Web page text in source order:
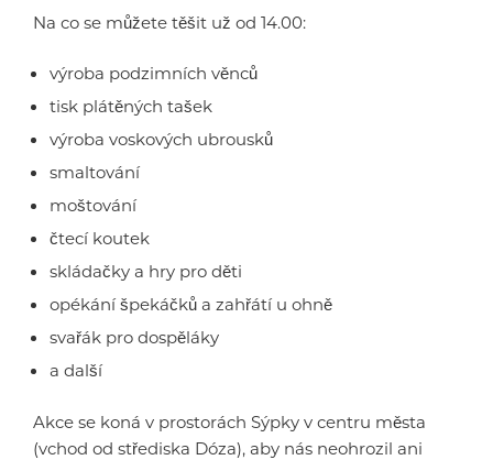
Na co se můžete těšit už od 14.00:
výroba podzimních věnců
tisk plátěných tašek
výroba voskových ubrousků
smaltování
moštování
čtecí koutek
skládačky a hry pro děti
opékání špekáčků a zahřátí u ohně
svařák pro dospěláky
a další
Akce se koná v prostorách Sýpky v centru města
(vchod od střediska Dóza), aby nás neohrozil ani